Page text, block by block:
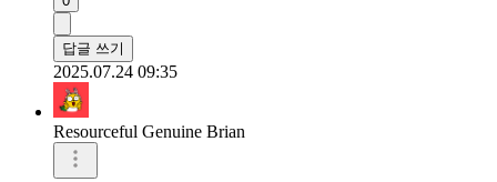
답글 쓰기
2025.07.24 09:35
Resourceful Genuine Brian